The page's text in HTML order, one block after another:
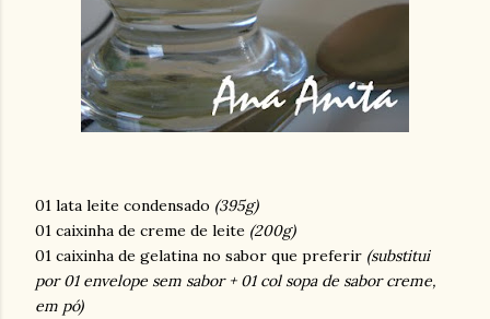
01 lata leite condensado (395g)
01 caixinha de creme de leite (200g)
01 caixinha de gelatina no sabor que preferir (substitui
por 01 envelope sem sabor + 01 col sopa de sabor creme,
em pó)